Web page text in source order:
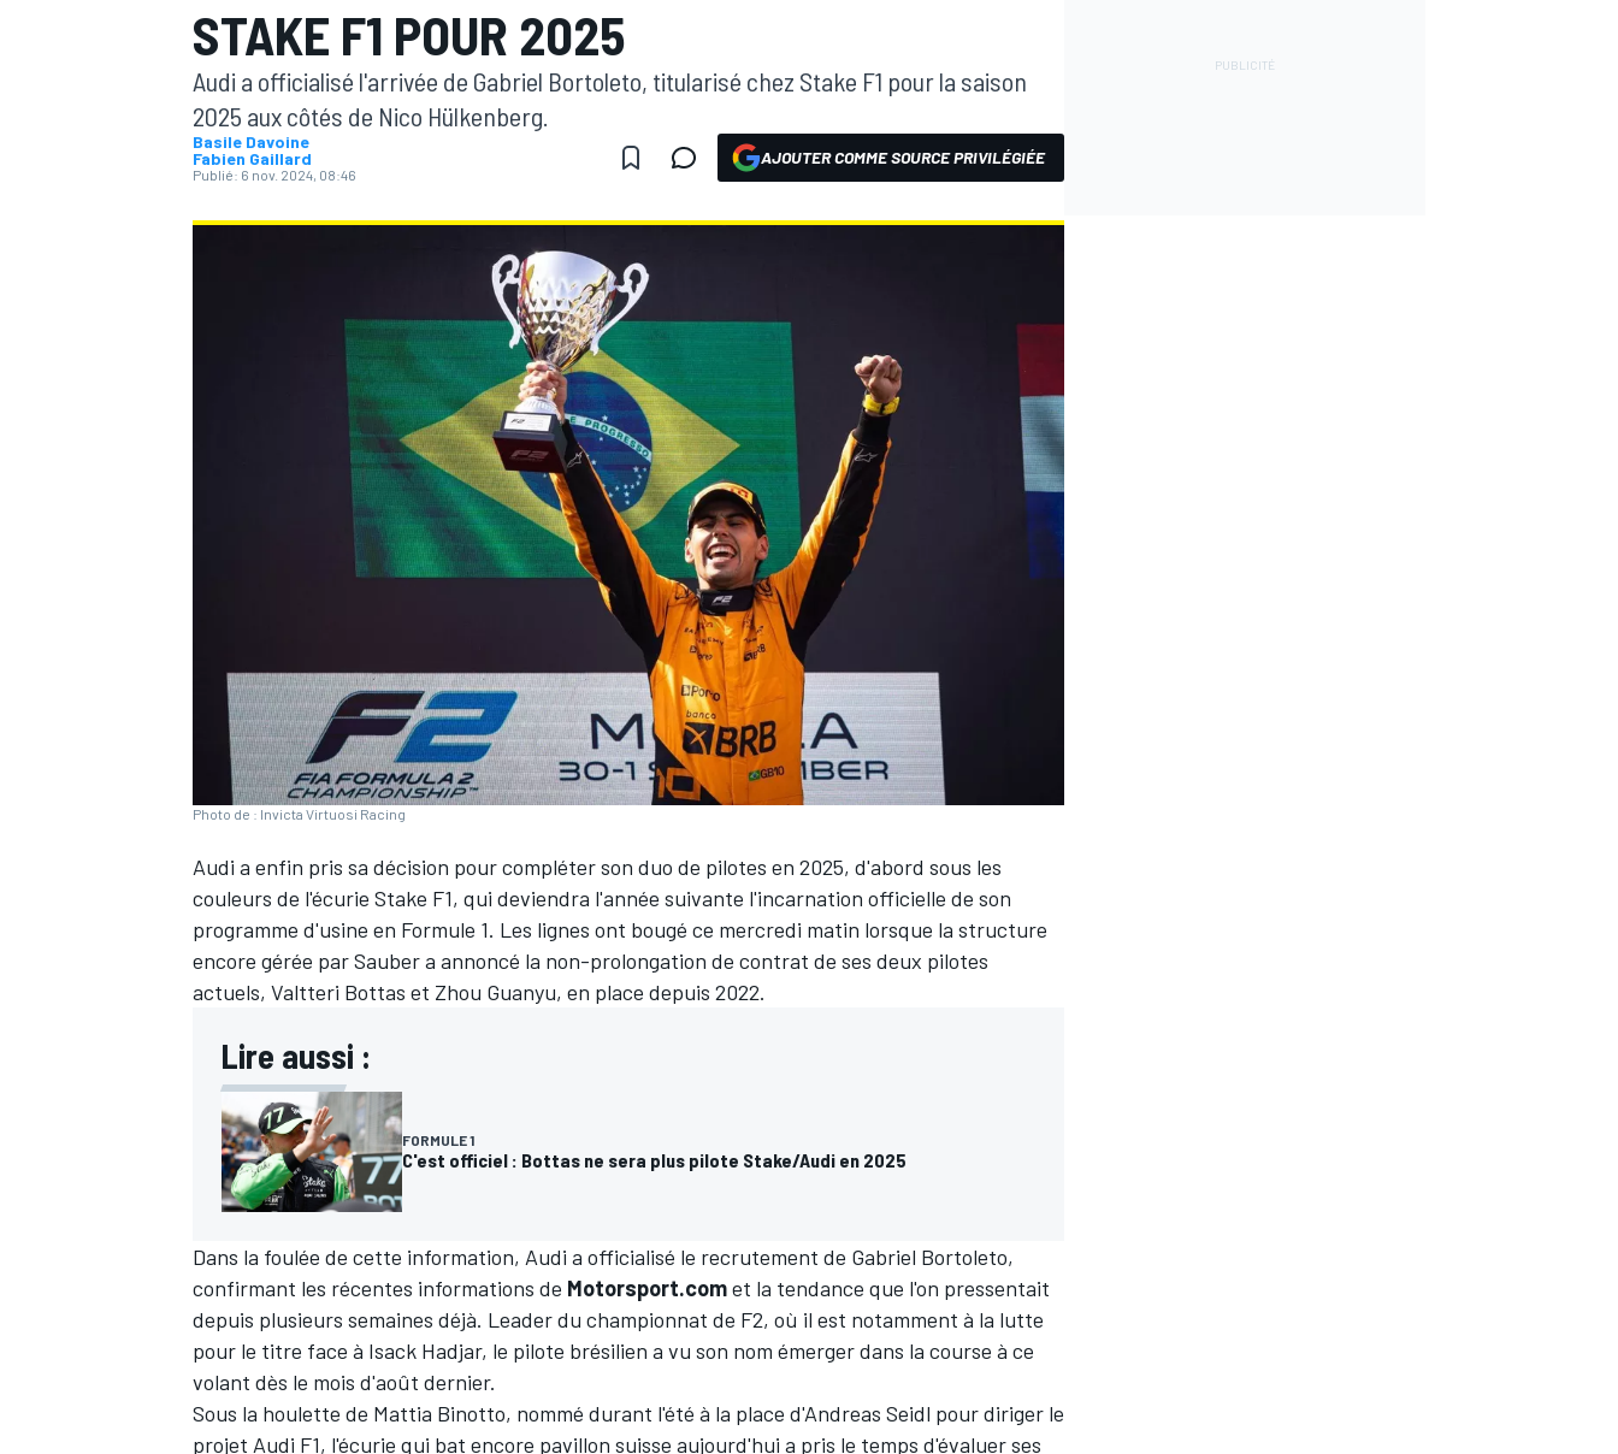
MOTOGP
WEC
STAKE F1 POUR 2025
Audi a officialisé l'arrivée de Gabriel Bortoleto, titularisé chez Stake F1 pour la saison
2025 aux côtés de Nico Hülkenberg.
Basile Davoine
Fabien Gaillard
Publié: 6 nov. 2024, 08:46
AJOUTER COMME SOURCE PRIVILÉGIÉE
Photo de : Invicta Virtuosi Racing
Audi a enfin pris sa décision pour compléter son duo de pilotes en 2025, d'abord sous les
couleurs de l'écurie Stake F1, qui deviendra l'année suivante l'incarnation officielle de son
programme d'usine en Formule 1. Les lignes ont bougé ce mercredi matin lorsque la structure
encore gérée par Sauber a annoncé la non-prolongation de contrat de ses deux pilotes
actuels, Valtteri Bottas et Zhou Guanyu, en place depuis 2022.
Lire aussi :
FORMULE 1
C'est officiel : Bottas ne sera plus pilote Stake/Audi en 2025
Dans la foulée de cette information, Audi a officialisé le recrutement de Gabriel Bortoleto,
confirmant les récentes informations de Motorsport.comet la tendance que l'on pressentait
depuis plusieurs semaines déjà. Leader du championnat de F2, où il est notamment à la lutte
pour le titre face à Isack Hadjar, le pilote brésilien a vu son nom émerger dans la course à ce
volant dès le mois d'août dernier.
Sous la houlette de Mattia Binotto, nommé durant l'été à la place d'Andreas Seidl pour diriger le
projet Audi F1, l'écurie qui bat encore pavillon suisse aujourd'hui a pris le temps d'évaluer ses